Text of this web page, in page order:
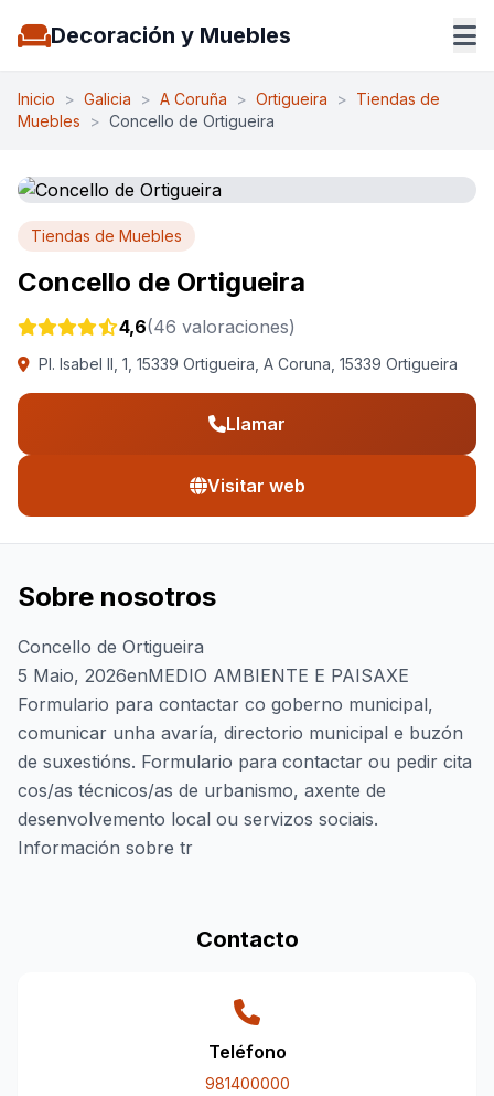
Decoración y Muebles
Inicio > Galicia > A Coruña > Ortigueira > Tiendas de
Muebles
> Concello de Ortigueira
Tiendas de Muebles
Concello de Ortigueira
4,6(46 valoraciones)
Pl. Isabel II, 1, 15339 Ortigueira, A Coruna, 15339 Ortigueira
Llamar
Visitar web
Sobre nosotros
Concello de Ortigueira
5 Maio, 2026enMEDIO AMBIENTE E PAISAXE
Formulario para contactar co goberno municipal,
comunicar unha avaría, directorio municipal e buzón
de suxestións. Formulario para contactar ou pedir cita
cos/as técnicos/as de urbanismo, axente de
desenvolvemento local ou servizos sociais.
Información sobre tr
Contacto
Teléfono
981400000